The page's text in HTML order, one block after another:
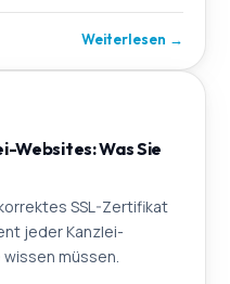
Weiterlesen →
Websites: Was Sie
SSL-Zertifikat
jeder Kanzlei-
müssen.